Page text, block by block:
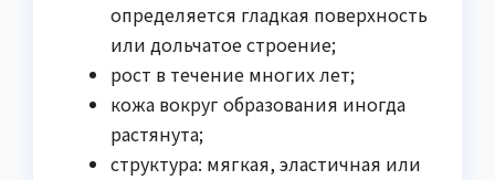
определяется гладкая поверхность
или дольчатое строение;
рост в течение многих лет;
кожа вокруг образования иногда
растянута;
структура: мягкая, эластичная или